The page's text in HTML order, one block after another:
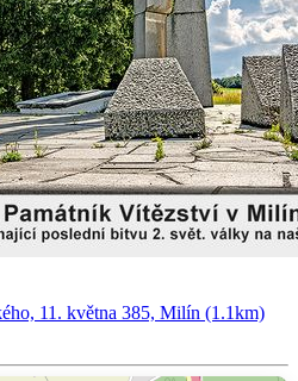
11. května 385, Milín (1.1km)